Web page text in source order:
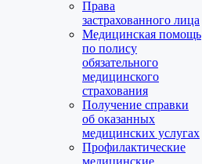
Права
застрахованного лица
Медицинская помощь
по полису
обязательного
медицинского
страхования
Получение справки
об оказанных
медицинских услугах
Профилактические
медицинские